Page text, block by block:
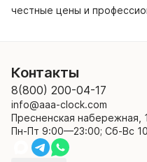
честные цены и
Контакты
8(800) 200-04-17
info@aaa-clock.com
Пресненская набережная,
Пн-Пт 9:00—23:00; Сб-Вс